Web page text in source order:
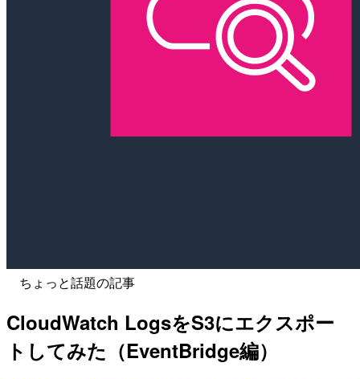
ちょっと話題の記事
CloudWatch LogsをS3にエクスポー
トしてみた（EventBridge編）